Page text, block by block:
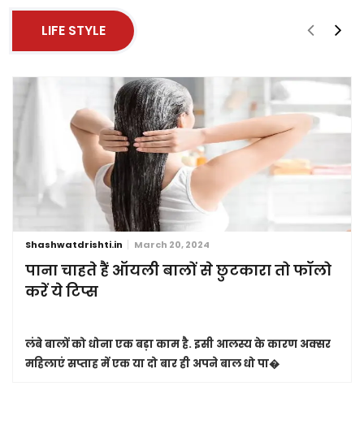
LIFE STYLE
Shashwatdrishti.in March 20, 2024
पाना चाहते हैं ऑयली बालों से छुटकारा तो फॉलो
करें ये टिप्स
लंबे बालों को धोना एक बड़ा काम है. इसी आलस्य के कारण अक्सर
महिलाएं सप्ताह में एक या दो बार ही अपने बाल धो पा�